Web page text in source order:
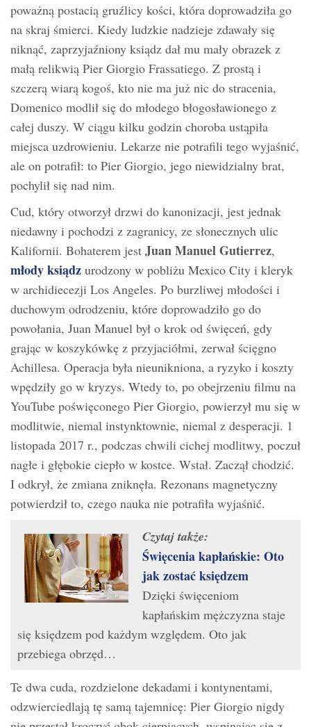
poważną postacią gruźlicy kości, która doprowadziła go
na skraj śmierci. Kiedy ludzkie nadzieje zdawały się
niknąć, zaprzyjaźniony ksiądz dał mu mały obrazek z
małą relikwią Pier Giorgio Frassatiego. Z prostą i
szczerą wiarą kogoś, kto nie ma już nic do stracenia,
Domenico modlił się do młodego błogosławionego z
całej duszy. W ciągu kilku godzin choroba ustąpiła
miejsca uzdrowieniu. Lekarze nie potrafili tego wyjaśnić,
ale on potrafił: to Pier Giorgio, jego niewidzialny brat,
pochylił się nad nim.
Cud, który otworzył drzwi do kanonizacji, jest jednak
niedawny i pochodzi z zagranicy, ze słonecznych ulic
Kalifornii. Bohaterem jest Juan Manuel Gutierrez,
młody ksiądz urodzony w pobliżu Mexico City i kleryk
w archidiecezji Los Angeles. Po burzliwej młodości i
duchowym odrodzeniu, które doprowadziło go do
powołania, Juan Manuel był o krok od święceń, gdy
grając w koszykówkę z przyjaciółmi, zerwał ścięgno
Achillesa. Operacja była nieunikniona, a ryzyko i koszty
wpędziły go w kryzys. Wtedy to, po obejrzeniu filmu na
YouTube poświęconego Pier Giorgio, powierzył mu się w
modlitwie, niemal instynktownie, niemal z desperacji. 1
listopada 2017 r., podczas chwili cichej modlitwy, poczuł
nagłe i głębokie ciepło w kostce. Wstał. Zaczął chodzić.
I odkrył, że zmiana zniknęła. Rezonans magnetyczny
potwierdził to, czego nauka nie potrafiła wyjaśnić.
Czytaj także:
Święcenia kapłańskie: Oto
jak zostać księdzem
Dzięki święceniom
kapłańskim mężczyzna staje
się księdzem pod każdym względem. Oto jak
przebiega obrzęd…
Te dwa cuda, rozdzielone dekadami i kontynentami,
odzwierciedlają tę samą tajemnicę: Pier Giorgio nigdy